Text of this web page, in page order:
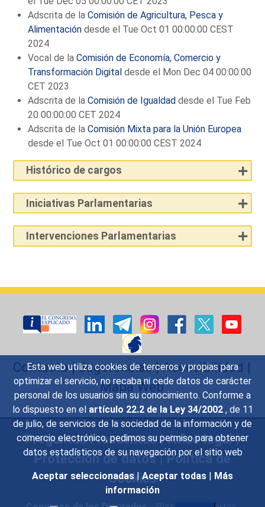
Esta web utiliza cookies de terceros y propias para
optimizar el servicio, no recaba ni cede datos de carácter
personal de los usuarios sin su conocimiento. Conforme a
lo dispuesto en el artículo 22.2 de la Ley 34/2002 , de 11
de julio, de servicios de la sociedad de la información y de
comercio electrónico, pedimos su permiso para obtener
datos estadísticos de su navegación por el sitio web
Aceptar seleccionadas | Aceptar todas | Más
información
Adscrita de laComisión de Agricultura, Pesca y
Alimentación desde el Tue Oct 01 00:00:00 CEST
2024
Vocal de laComisión de Economía, Comercio y
Transformación Digital desde el Mon Dec 04 00:00:00
CET 2023
Adscrita de laComisión de Igualdad desde el Tue Feb
20 00:00:00 CET 2024
Adscrita de laComisión Mixta para la Unión Europea
desde el Tue Oct 01 00:00:00 CEST 2024
Histórico de cargos
Iniciativas Parlamentarias
Intervenciones Parlamentarias
Contacto|Sugerencias|Accesibilidad |
Mapa Web
Preguntas Frecuentes|Aviso legal|
Protección de datos|Política de
Cookies